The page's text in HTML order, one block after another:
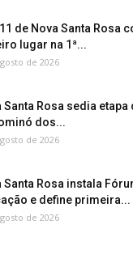
de Nova Santa Rosa
lugar na 1ª...
de 2026
Santa Rosa sedia
dos...
de 2026
Santa Rosa instala
e define primeira...
de 2026